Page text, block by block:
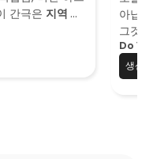
간극은 지역 컨
탈리티 전문가
회를 제공합
모델이 레스토랑
아닙
그것
고객
막
Do
생산력